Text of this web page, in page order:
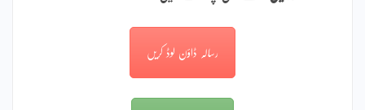
رسالہ ڈاؤن لوڈ کریں